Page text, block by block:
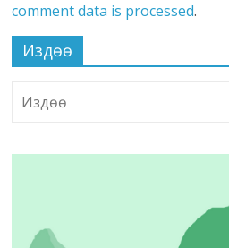
comment data is processed.
Издөө